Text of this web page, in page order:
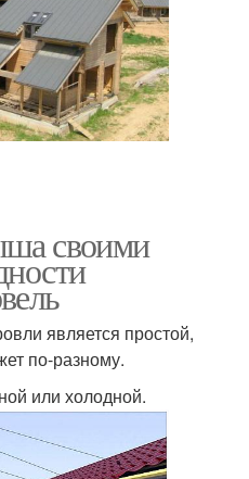
своими
является простой,
по-разному.
или холодной.